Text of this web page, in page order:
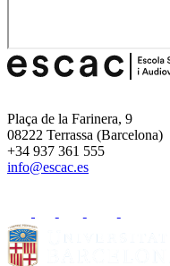
Plaça de la Farinera, 9
08222 Terrassa (Barcelona)
+34 937 361 555
info@escac.es